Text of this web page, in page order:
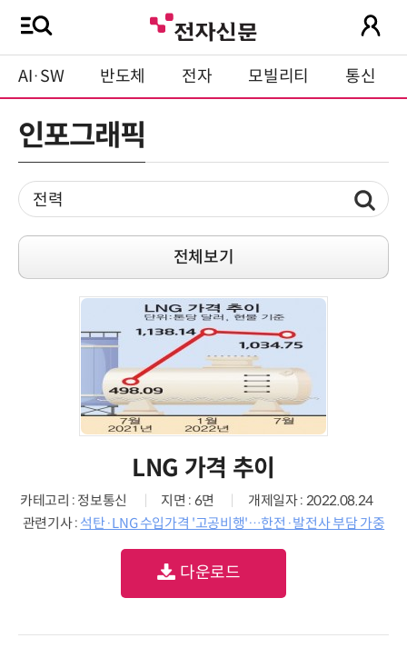
AI·SW 반도체 전자 모빌리티 통신
인포그래픽
전체보기
LNG 가격 추이
카테고리 : 정보통신 지면 : 6면
개제일자 : 2022.08.24
관련기사 : 석탄·LNG 수입가격 '고공비행'…한전·발전사 부담 가중
다운로드